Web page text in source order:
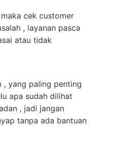
cek customer
, layanan pasca
atau tidak
, yang paling penting
apa sudah dilihat
, jadi jangan
tanpa ada bantuan